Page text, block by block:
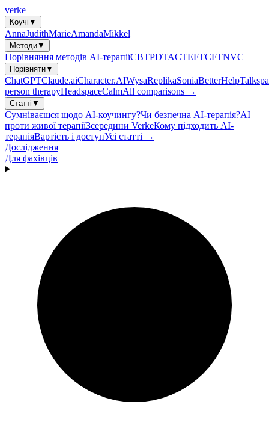
verke
Коучі ▼
AnnaJudithMarieAmandaMikkel
Методи▼
Порівняння методів AI-терапіїCBTPDTACTEFTCFTNVC
Порівняти▼
ChatGPTClaude.aiCharacter.AIWysaReplikaSoniaBetterHelp
person therapyHeadspaceCalmAll comparisons →
Статті ▼
Сумніваєшся щодо AI-коучингу?Чи безпечна AI-терапія?AI
проти живої терапіїЗсередини VerkeКому підходить AI-
терапіяВартість і доступУсі статті →
Дослідження
Для фахівців